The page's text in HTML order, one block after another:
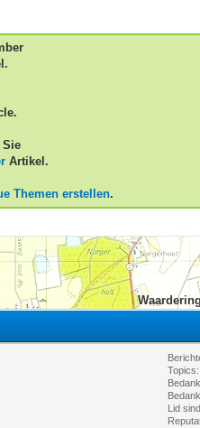
Sie
Artikel.
Themen erstellen.
Lid